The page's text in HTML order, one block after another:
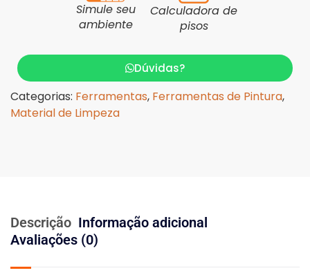
Simule seu
ambiente
Calculadora de
pisos
Dúvidas?
Categorias: Ferramentas, Ferramentas de Pintura,
Material de Limpeza
Descrição Informação adicional
Avaliações (0)